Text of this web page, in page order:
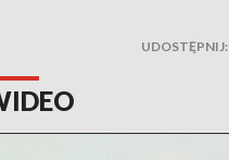
UDOSTĘPNIJ: